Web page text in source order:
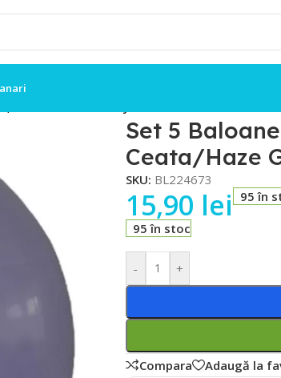
Set 5
Ceata/Haze
SKU: BL224673
15,90 lei
95 în
95 în stoc
- +
Compara Adaugă la